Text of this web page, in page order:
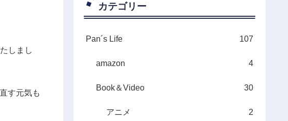
しまし
す元気も
カテゴリー
Pan´s Life 107
amazon 4
Book＆Video 30
アニメ 2